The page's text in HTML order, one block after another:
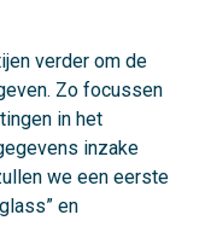
verder om de
Zo focussen
in het
inzake
we een eerste
en